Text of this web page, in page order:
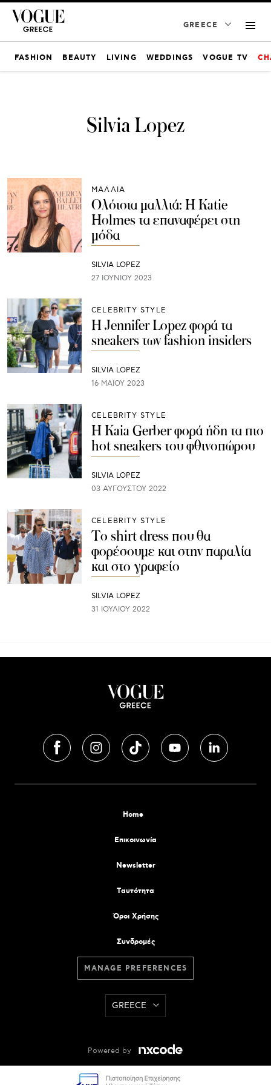
GREECE
FASHION BEAUTY LIVING WEDDINGS VOGUE TV
Silvia Lopez
ΜΑΛΛΙΑ
Ολόισια μαλλιά: Η Katie
Holmes τα επαναφέρει στη
μόδα
SILVIA LOPEZ
27 ΙΟΥΝΊΟΥ 2023
CELEBRITY STYLE
Η Jennifer Lopez φορά τα
sneakers των fashion insiders
SILVIA LOPEZ
16 ΜΑΪ́ΟΥ 2023
CELEBRITY STYLE
Η Kaia Gerber φορά ήδη τα πιο
hot sneakers του φθινοπώρου
SILVIA LOPEZ
03 ΑΥΓΟΎΣΤΟΥ 2022
CELEBRITY STYLE
Το shirt dress που θα
φορέσουμε και στην παραλία
και στο γραφείο
SILVIA LOPEZ
31 ΙΟΥΛΊΟΥ 2022
Home
Επικοινωνία
Newsletter
Tαυτότητα
Όροι Χρήσης
Συνδρομές
MANAGE PREFERENCES
GREECE
Powered by